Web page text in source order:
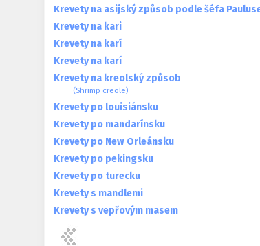
Krevety na asijský způsob podle šéfa
Krevety na kari
Krevety na karí
Krevety na karí
Krevety na kreolský způsob
(Shrimp creole)
Krevety po louisiánsku
Krevety po mandarínsku
Krevety po New Orleánsku
Krevety po pekingsku
Krevety po turecku
Krevety s mandlemi
Krevety s vepřovým masem